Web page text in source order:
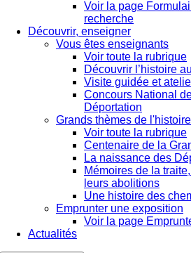
Voir la page
recherche
Découvrir, enseigner
Vous êtes enseignants
Voir toute la rubrique
Découvrir l’histoire
Visite guidée et
Concours National
Déportation
Grands thèmes de l'histoire
Voir toute la rubrique
Centenaire de la
La naissance des
Mémoires de la
leurs abolitions
Une histoire des
Emprunter une exposition
Voir la page
Actualités